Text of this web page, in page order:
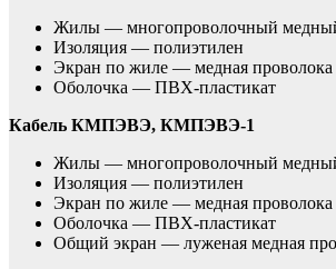
Жилы — многопроволочный
Изоляция — полиэтилен
Экран по жиле — медная проволока
Оболочка — ПВХ-пластикат
Кабель КМПЭВЭ, КМПЭВЭ-1
Жилы — многопроволочный
Изоляция — полиэтилен
Экран по жиле — медная проволока
Оболочка — ПВХ-пластикат
Общий экран — луженая медная